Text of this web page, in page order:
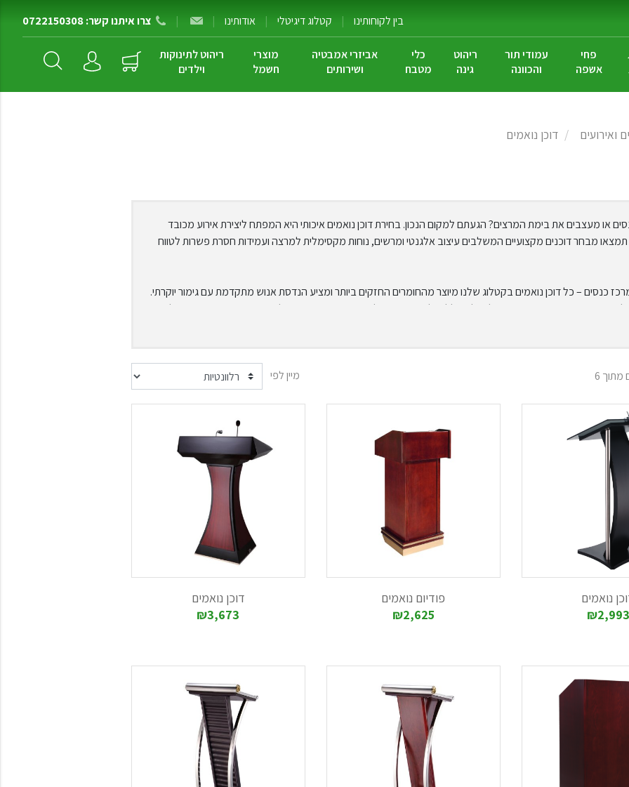
בין לקוחותינו | קטלוג דיגיטלי | אודותינו |
| צרו איתנו קשר: 0722150308
פחי
אשפה
עמודי תור
והכוונה
ריהוט
גינה
כלי
מטבח
אביזרי אמבטיה
ושירותים
מוצרי
חשמל
ריהוט לתינוקות
וילדים
ואירועים דוכן נואמים
או מעצבים את בימת המרצים? הגעתם למקום הנכון. בחירת דוכן נואמים איכותי היא המפתח ליצירת אירוע מכובד
תמצאו מבחר דוכנים מקצועיים המשלבים עיצוב אלגנטי ומרשים, נוחות מקסימלית למרצה ועמידות חסרת פשרות לטווח
כנסים – כל דוכן נואמים בקטלוג שלנו מיוצר מהחומרים החזקים ביותר ומציע הנדסת אנוש מתקדמת עם גימור יוקרתי.
רק משדרג את המראה הוויזואלי של החלל, אלא גם מעניק לדוברים ביטחון ונוחות מלאה בזמן העברת המסר. אל
פריטי ציוד לאירועים ברמה הגבוהה ביותר, שעשויים מהחומרים האיכותיים והחזקים ביותר, זאת כמובן מבלי לגרוע
איכותיים. ישנן חברות המתמחות באספקת ציוד למטבחים, בתי חולים ואולמות אירועים ועליכם לבדוק את הקטלוג ואת
מושכלת שתמנע מכם אי נעימויות במהלך האירוע הגדול הבא שלכם
מיין לפי
נואמים
₪2,993
פודיום נואמים
₪2,625
דוכן נואמים
₪3,673